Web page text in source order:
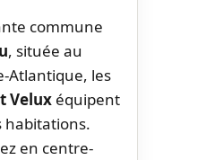
commune
, située au
Atlantique, les
Velux équipent
habitations.
en centre-